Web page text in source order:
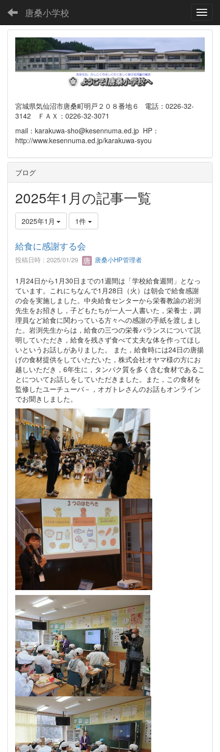
唐桑小学校
宮城県気仙沼市唐桑町明戸２０８番地６ 電話：0226-32-
3142 ＦＡＸ：0226-32-3071
mail：karakuwa-sho@kesennuma.ed.jp HP：
http://www.kesennuma.ed.jp/karakuwa-syou
ブログ
2025年1月の記事一覧
2025年1月 1件
給食に感謝する会
投稿日時 : 2025/01/29 唐桑小HP管理者
1月24日から1月30日までの1週間は「学校給食週間」となっ
ています。これにちなんで1月28日（火）は朝会で給食感謝
の会を実施しました。中央給食センターから栄養教諭の岩渕
先生をお招きし，子どもたちが一人一人書いた，栄養士，調
理員など給食に関わっている方々への感謝の手紙を渡しまし
た。岩渕先生からは，給食の三つの栄養バランスについて説
明していただき，給食を残さず食べて丈夫な体を作ってほし
いというお話しがありました。 また，給食時には24日の唐揚
げの食材提供をしていただいた，株式会社オヤマ様の方にお
越しいただき，6年生に，タンパク質を多く含む食材であるこ
とについてお話しをしていただきました。また，この食材を
監修したユーチューバ－，オガトレさんのお話もオンライン
でお聞きしました。